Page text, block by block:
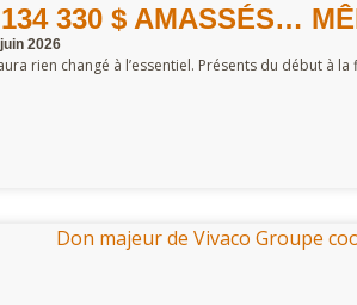
134 330 $ AMASSÉS…
2026
rien changé à l’essentiel. Présents du début à